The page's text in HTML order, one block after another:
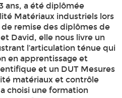
ans, a été diplômée
Matériaux industriels lors
remise des diplômes de
David, elle nous livre un
l’articulation ténue qui
en apprentissageet
et un DUT Mesures
matériaux et contrôle
choisi une formation